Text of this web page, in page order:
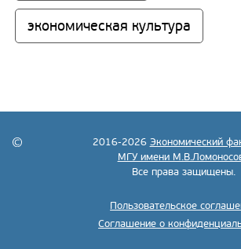
экономическая культура
2016-2026 Экономический
МГУ имени
Все права защищены.
Пользовательское
Соглашение о